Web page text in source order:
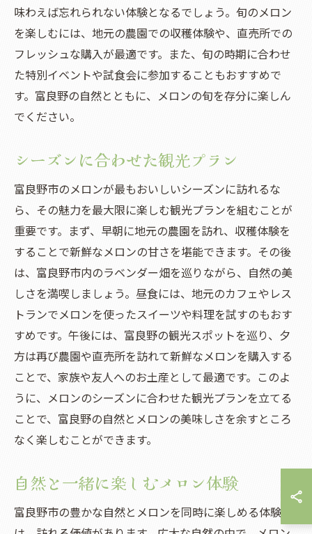
味わえば忘れられない体験となるでしょう。旬のメロン
を楽しむには、地元の農園での収穫体験や、直売所での
フレッシュな購入が最適です。また、旬の時期に合わせ
た特別イベントや試食会に参加することもおすすめで
す。富良野の自然とともに、メロンの旬を存分に楽しん
でください。
シーズンに合わせた観光プラン
富良野市のメロンが最もおいしいシーズンに訪れるな
ら、その魅力を最大限に楽しむ観光プランを組むことが
重要です。まず、早朝に地元の農園を訪れ、収穫体験を
することで新鮮なメロンの甘さを堪能できます。その後
は、富良野市内のラベンダー畑を巡りながら、自然の美
しさを満喫しましょう。昼食には、地元のカフェやレス
トランでメロンを使ったスイーツや料理を試すのもおす
すめです。午後には、富良野の観光スポットを巡り、夕
方は再び農園や直売所を訪れて新鮮なメロンを購入する
ことで、家族や友人へのお土産として最適です。このよ
うに、メロンのシーズンに合わせた観光プランを立てる
ことで、富良野の自然とメロンの美味しさを余すところ
なく楽しむことができます。
自然と一緒に楽しむメロン体験
富良野市の豊かな自然とメロンを同時に楽しめる体験